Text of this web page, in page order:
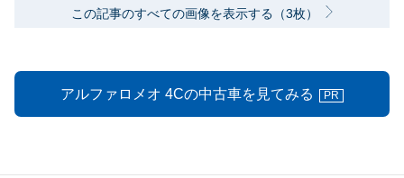
この記事のすべての画像を表示する（3枚）
アルファロメオ 4Cの中古車を見てみる PR